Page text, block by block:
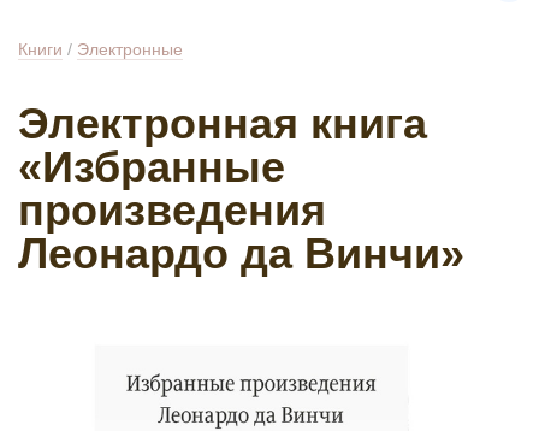
Книги / Электронные
Электронная книга
«Избранные
произведения
Леонардо да Винчи»